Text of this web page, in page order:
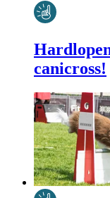
canicross!